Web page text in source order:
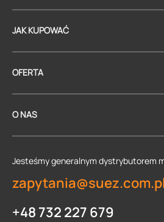
JAK KUPOWAĆ
OFERTA
O NAS
Jesteśmy generalnym dystrybutorem
zapytania@suez.com.pl
+48 732 227 679